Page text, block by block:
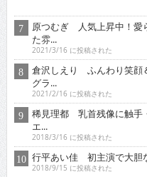
原つむぎ 人気上昇中！愛
た雰...
2021/3/16 に投稿された
倉沢しえり ふんわり笑顔
グラ...
2021/2/16 に投稿された
稀見理都 乳首残像に触手
エ...
2018/3/16 に投稿された
行平あい佳 初主演で大胆
2018/9/15 に投稿された